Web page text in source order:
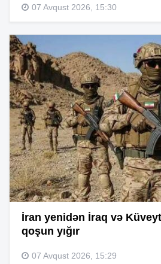
07 Avqust 2026, 15:30
İran yenidən İraq və
qoşun yığır
07 Avqust 2026, 15:29